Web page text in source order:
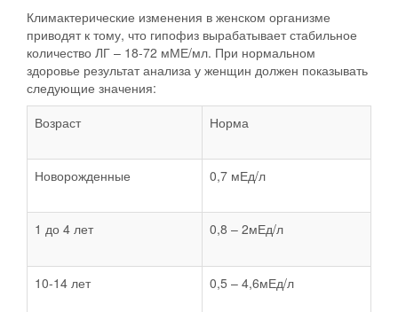
Климактерические изменения в женском организме
приводят к тому, что гипофиз вырабатывает стабильное
количество ЛГ – 18-72 мМЕ/мл. При нормальном
здоровье результат анализа у женщин должен показывать
следующие значения:
Возраст
Норма
Новорожденные 0,7 мЕд/л
1 до 4 лет 0,8 – 2мЕд/л
10-14 лет 0,5 – 4,6мЕд/л